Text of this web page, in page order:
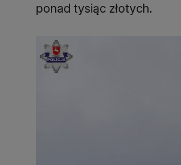
ponad tysiąc złotych.